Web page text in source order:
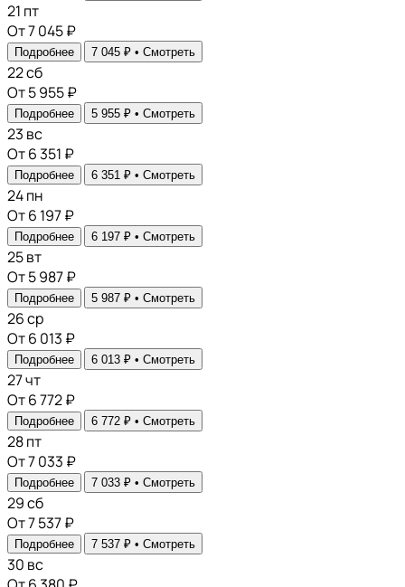
21 пт
От 7 045 ₽
Подробнее 7 045 ₽ • Смотреть
22сб
От 5 955 ₽
Подробнее 5 955 ₽ • Смотреть
23 вс
От 6 351 ₽
Подробнее 6 351 ₽ • Смотреть
24пн
От 6 197 ₽
Подробнее 6 197 ₽ • Смотреть
25вт
От 5 987 ₽
Подробнее 5 987 ₽ • Смотреть
26ср
От 6 013 ₽
Подробнее 6 013 ₽ • Смотреть
27чт
От 6 772 ₽
Подробнее 6 772 ₽ • Смотреть
28пт
От 7 033 ₽
Подробнее 7 033 ₽ • Смотреть
29сб
От 7 537 ₽
Подробнее 7 537 ₽ • Смотреть
30 вс